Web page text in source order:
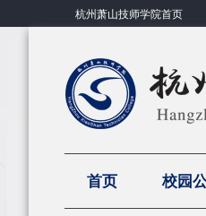
杭州萧山技师学院首页
首页 校园